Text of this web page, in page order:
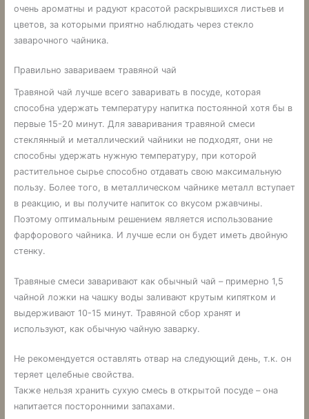
очень ароматны и радуют красотой раскрывшихся листьев и
цветов, за которыми приятно наблюдать через стекло
заварочного чайника.
Правильно завариваем травяной чай
Травяной чай лучше всего заваривать в посуде, которая
способна удержать температуру напитка постоянной хотя бы в
первые 15-20 минут. Для заваривания травяной смеси
стеклянный и металлический чайники не подходят, они не
способны удержать нужную температуру, при которой
растительное сырье способно отдавать свою максимальную
пользу. Более того, в металлическом чайнике металл вступает
в реакцию, и вы получите напиток со вкусом ржавчины.
Поэтому оптимальным решением является использование
фарфорового чайника. И лучше если он будет иметь двойную
стенку.
Травяные смеси заваривают как обычный чай – примерно 1,5
чайной ложки на чашку воды заливают крутым кипятком и
выдерживают 10-15 минут. Травяной сбор хранят и
используют, как обычную чайную заварку.
Не рекомендуется оставлять отвар на следующий день, т.к. он
теряет целебные свойства.
Также нельзя хранить сухую смесь в открытой посуде – она
напитается посторонними запахами.